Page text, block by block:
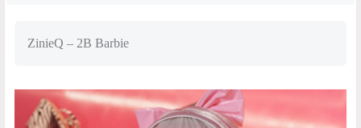
ZinieQ – 2B Barbie